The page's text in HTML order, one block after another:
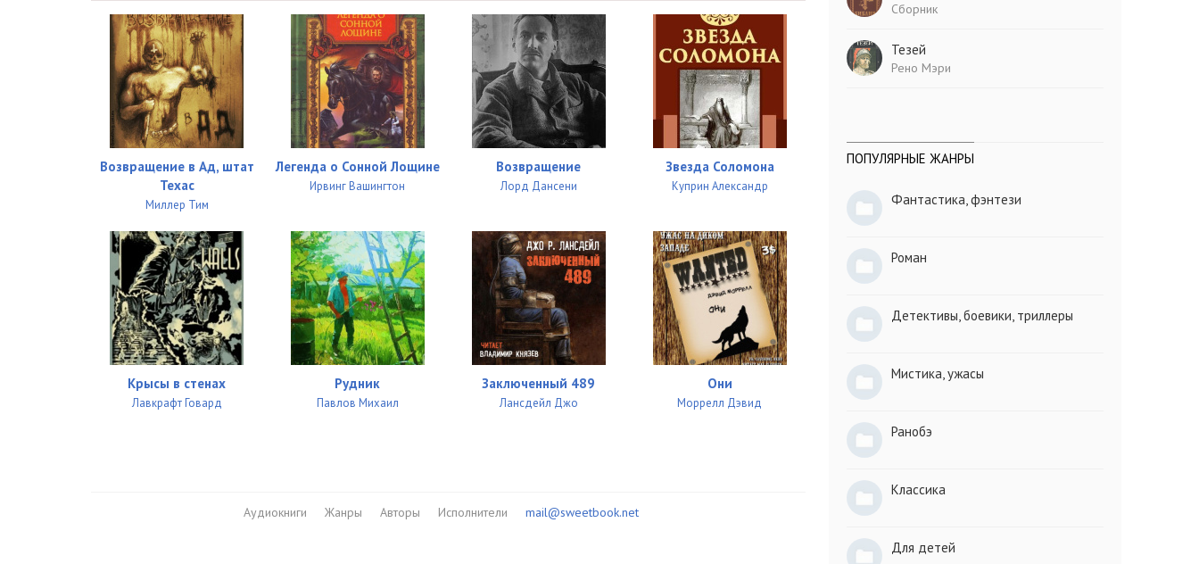
Возвращение в Ад, штат
Техас
Миллер Тим
Легенда о Сонной Лощине
Ирвинг Вашингтон
Возвращение
Лорд Дансени
Звезда Соломона
Куприн Александр
Крысы в стенах
Лавкрафт Говард
Рудник
Павлов Михаил
Заключенный 489
Лансдейл Джо
Они
Моррелл Дэвид
Аудиокниги Жанры Авторы Исполнители mail@sweetbook.net
Сборник
Тезей
Рено Мэри
ПОПУЛЯРНЫЕ ЖАНРЫ
Фантастика, фэнтези
Роман
Детективы, боевики, триллеры
Мистика, ужасы
Ранобэ
Классика
Для детей